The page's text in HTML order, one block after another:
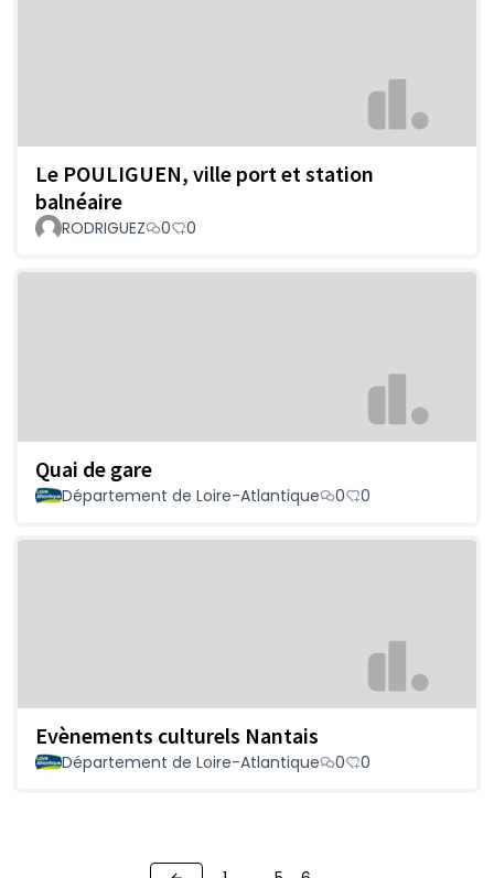
Le POULIGUEN, ville port et station
balnéaire
RODRIGUEZ 0 0
Quai de gare
Département de Loire-Atlantique 0 0
Evènements culturels Nantais
Département de Loire-Atlantique 0 0